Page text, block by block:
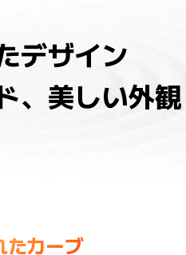
デザイン
、美しい外観
たカーブ